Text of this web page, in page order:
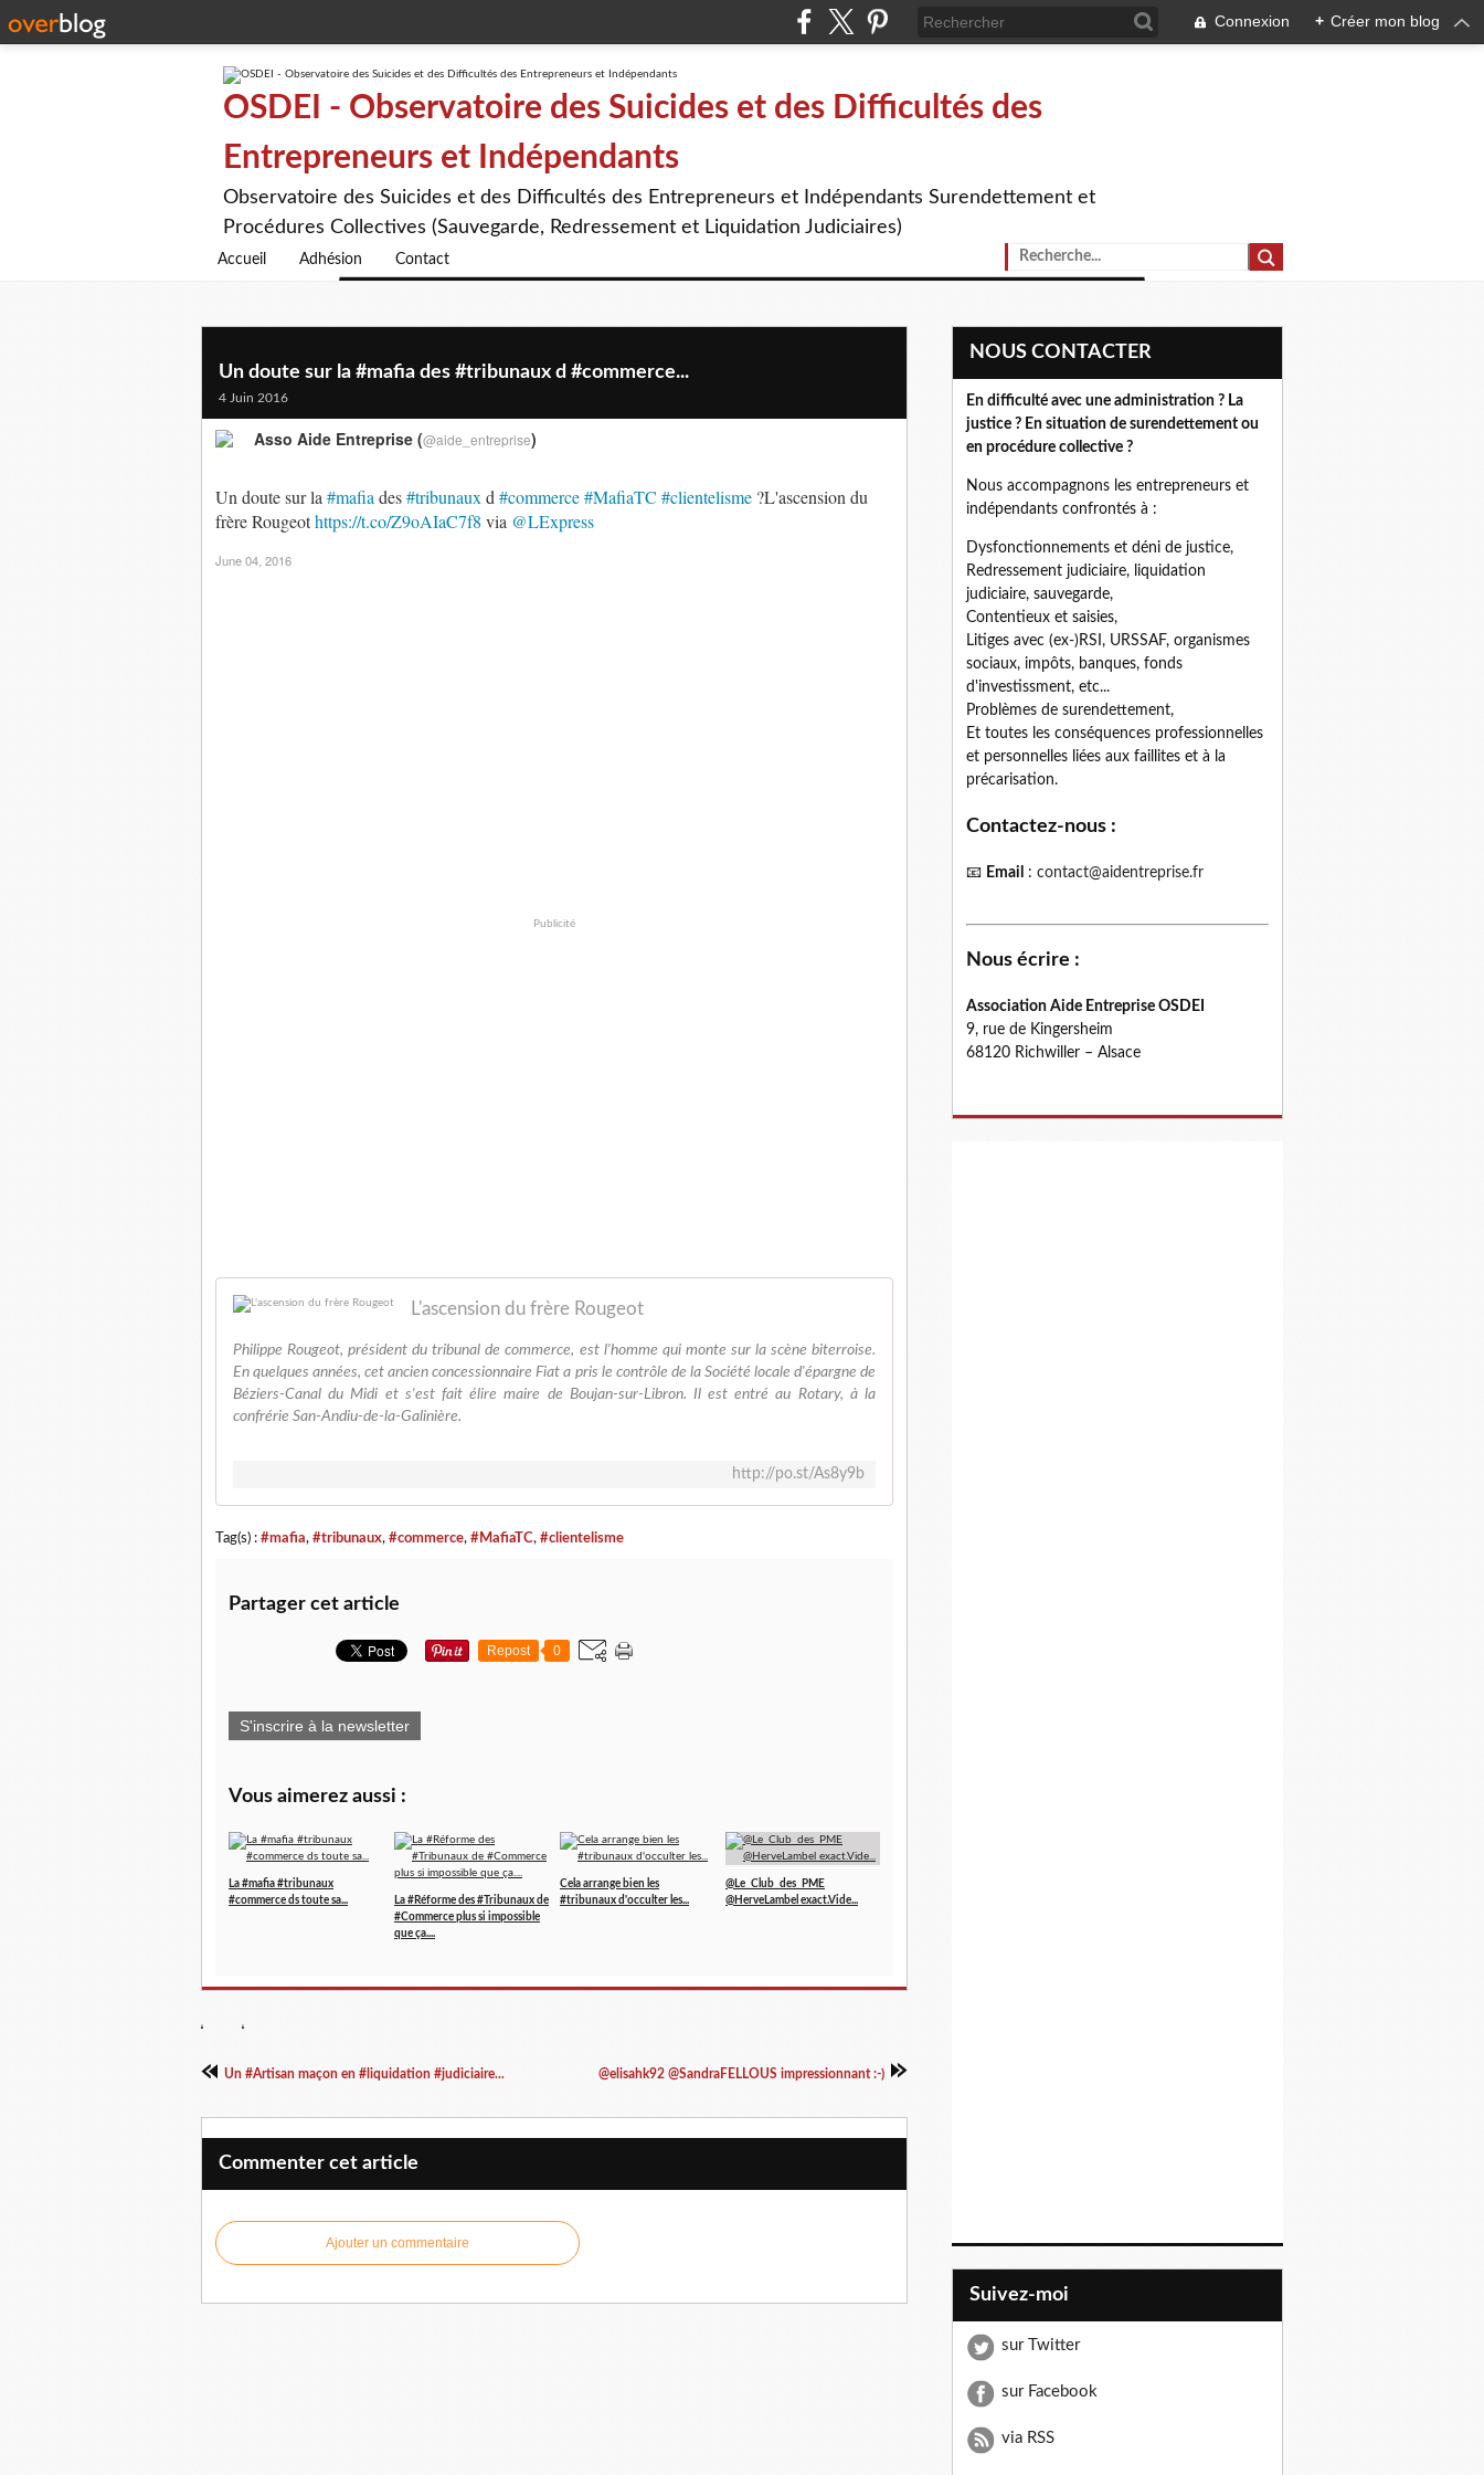
Connexion + Créer mon blog
OSDEI - Observatoire des Suicides et des Difficultés des
Entrepreneurs et Indépendants
Observatoire des Suicides et des Difficultés des Entrepreneurs et Indépendants Surendettement et
Procédures Collectives (Sauvegarde, Redressement et Liquidation Judiciaires)
Accueil Adhésion Contact
Un doute sur la #mafia des #tribunaux d #commerce...
4 Juin 2016
Un doute sur la #mafia des#tribunaux d #commerce#MafiaTC #clientelisme ?L'ascension du
frère Rougeothttps://t.co/Z9oAIaC7f8 via @LExpress
Asso Aide Entreprise (@aide_entreprise)
June 04, 2016
Publicité
L'ascension du frère Rougeot
Philippe Rougeot, président du tribunal de commerce, est l'homme qui monte sur la scène biterroise.
En quelques années, cet ancien concessionnaire Fiat a pris le contrôle de la Société locale d'épargne de
Béziers-Canal du Midi et s'est fait élire maire de Boujan-sur-Libron. Il est entré au Rotary, à la
confrérie San-Andiu-de-la-Galinière.
http://po.st/As8y9b
Tag(s) : #mafia, #tribunaux, #commerce, #MafiaTC, #clientelisme
Partager cet article
Repost 0
S'inscrire à la newsletter
Vous aimerez aussi :
La #mafia #tribunaux
#commerce ds toute sa...
La #Réforme des #Tribunaux de
#Commerce plus si impossible
que ça....
Cela arrange bien les
#tribunaux d'occulter les...
@Le_Club_des_PME
@HerveLambel exact.Vide...
Un #Artisan maçon en #liquidation #judiciaire... @elisahk92 @SandraFELLOUS impressionnant :-)
Commenter cet article
Ajouter un commentaire
NOUS CONTACTER
En difficulté avec une administration ? La
justice ? En situation de surendettement ou
en procédure collective ?
Nous accompagnons les entrepreneurs et
indépendants confrontés à :
Dysfonctionnements et déni de justice,
Redressement judiciaire, liquidation
judiciaire, sauvegarde,
Contentieux et saisies,
Litiges avec (ex-)RSI, URSSAF, organismes
sociaux, impôts, banques, fonds
d'investissment, etc...
Problèmes de surendettement,
Et toutes les conséquences professionnelles
et personnelles liées aux faillites et à la
précarisation.
Contactez-nous :
📧 Email : contact@aidentreprise.fr
Nous écrire :
Association Aide Entreprise OSDEI
9, rue de Kingersheim
68120 Richwiller – Alsace
Suivez-moi
sur Twitter
sur Facebook
via RSS